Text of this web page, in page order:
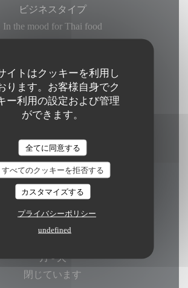
イトはクッキーを利用し
ります。お客様自身でク
ー利用の設定および管理
ができます。
全てに同意する
すべてのクッキーを拒否する
カスタマイズする
プライバシーポリシー
undefined
ビジネスタイプ
In the mood for Thai food
WI-FI
ご利用可能なお支払い方法
営業時間
月-火
閉じています